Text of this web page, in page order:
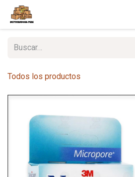
Ir al contenido
Todos los productos